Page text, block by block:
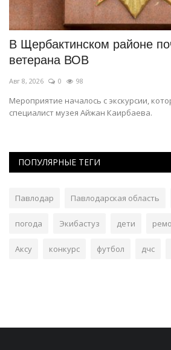
В Щербактинском районе
ветерана ВОВ
Авг 8, 2026 0 98
Мероприятие началось с экскурсии,
специалист музея Айжан Каирбаева.
ПОПУЛЯРНЫЕ ТЕГИ
Павлодар Павлодарская область
погода Экибастуз дети
Аксу конкурс футбол дчс